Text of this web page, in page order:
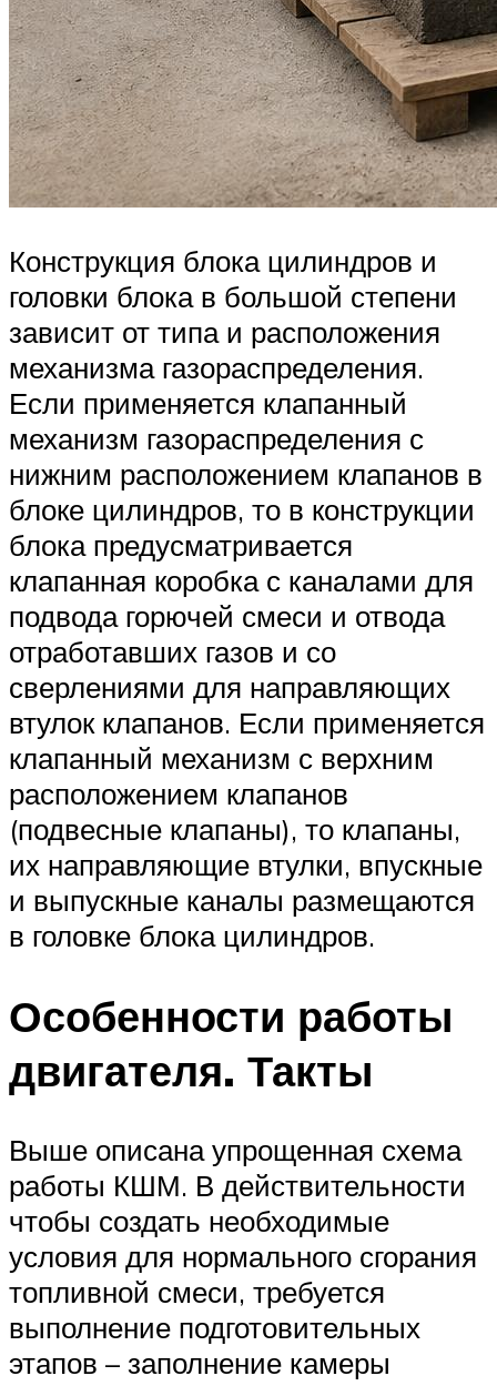
Конструкция блока цилиндров и
головки блока в большой степени
зависит от типа и расположения
механизма газораспределения.
Если применяется клапанный
механизм газораспределения с
нижним расположением клапанов в
блоке цилиндров, то в конструкции
блока предусматривается
клапанная коробка с каналами для
подвода горючей смеси и отвода
отработавших газов и со
сверлениями для направляющих
втулок клапанов. Если применяется
клапанный механизм с верхним
расположением клапанов
(подвесные клапаны), то клапаны,
их направляющие втулки, впускные
и выпускные каналы размещаются
в головке блока цилиндров.
Особенности работы
двигателя. Такты
Выше описана упрощенная схема
работы КШМ. В действительности
чтобы создать необходимые
условия для нормального сгорания
топливной смеси, требуется
выполнение подготовительных
этапов – заполнение камеры